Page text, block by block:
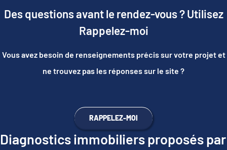
Des questions avant le rendez-vous ? Utilisez
Rappelez-moi
Vous avez besoin de renseignements précis sur votre projet et
ne trouvez pas les réponses sur le site ?
RAPPELEZ-MOI
Diagnostics immobiliers proposés par